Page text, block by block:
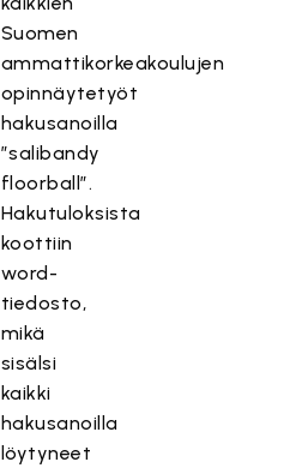
Suomen
ammattikorkeakoulujen
opinnäytetyöt
hakusanoilla
”salibandy
floorball”.
Hakutuloksista
koottiin
word-
tiedosto,
mikä
sisälsi
kaikki
hakusanoilla
löytyneet